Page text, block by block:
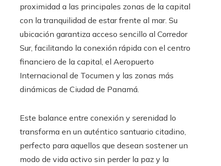
proximidad a las principales zonas de la capital
con la tranquilidad de estar frente al mar. Su
ubicación garantiza acceso sencillo al Corredor
Sur, facilitando la conexión rápida con el centro
financiero de la capital, el Aeropuerto
Internacional de Tocumen y las zonas más
dinámicas de Ciudad de Panamá.
Este balance entre conexión y serenidad lo
transforma en un auténtico santuario citadino,
perfecto para aquellos que desean sostener un
modo de vida activo sin perder la paz y la